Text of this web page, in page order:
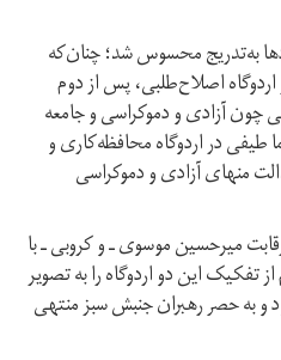
به‌تدریج محسوس شد؛ چنان‌که
اصلاح‌طلبی، پس از دوم
چون آزادی و دموکراسی و جامعه
طیفی در اردوگاه محافظه‌کاری و
منهای آزادی و دموکراسی
پرمسئله و ابهام ۱۳۸۸ و رقابت میرحسین موسوی ـ و کروبی ـ با
این دو اردوگاه را به تصویر
و به حصر رهبران جنبش سبز منتهی